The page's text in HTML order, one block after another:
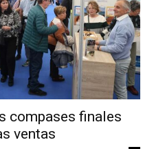
compases finales
ventas